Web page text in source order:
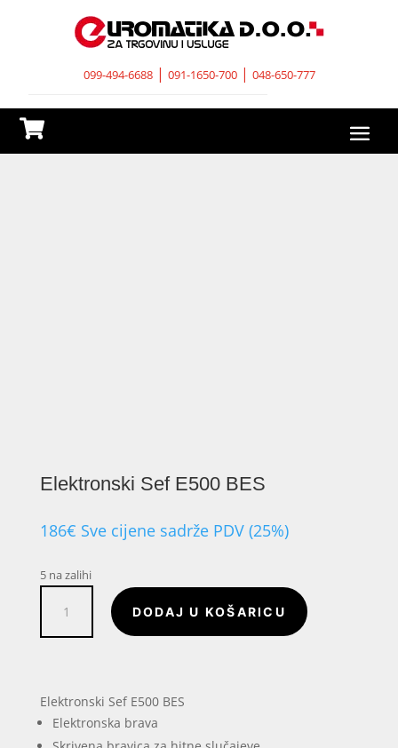
099-494-6688| 091-1650-700| 048-650-777

Elektronski Sef E500 BES
186€ Sve cijene sadrže PDV (25%)
5 na zalihi
E500
DODAJ U KOŠARICU
Elektronski Sef E500 BES
Elektronska brava